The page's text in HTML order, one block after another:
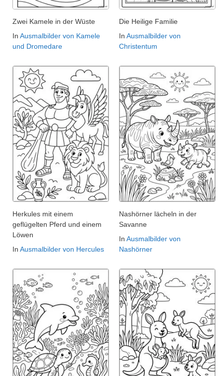
Zwei Kamele in der Wüste
In Ausmalbilder von Kamele
und Dromedare
Die Heilige Familie
In Ausmalbilder von
Christentum
Herkules mit einem
geflügelten Pferd und einem
Löwen
In Ausmalbilder von Hercules
Nashörner lächeln in der
Savanne
In Ausmalbilder von
Nashörner